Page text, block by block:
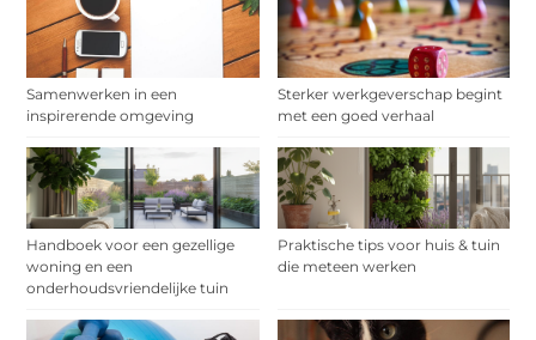
Samenwerken in een
inspirerende omgeving
Sterker werkgeverschap begint
met een goed verhaal
Handboek voor een gezellige
woning en een
onderhoudsvriendelijke tuin
Praktische tips voor huis & tuin
die meteen werken